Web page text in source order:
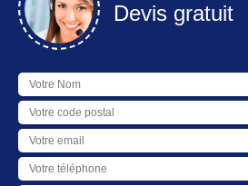
Devis gratuit